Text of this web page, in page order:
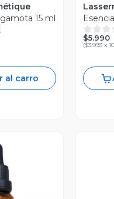
15 ml
al carro
$5.990
($3.993 x